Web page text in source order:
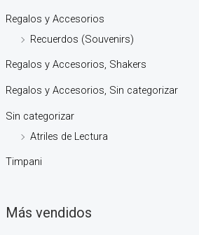
Regalos y Accesorios
Recuerdos (Souvenirs)
Regalos y Accesorios, Shakers
Regalos y Accesorios, Sin categorizar
Sin categorizar
Atriles de Lectura
Timpani
Más vendidos